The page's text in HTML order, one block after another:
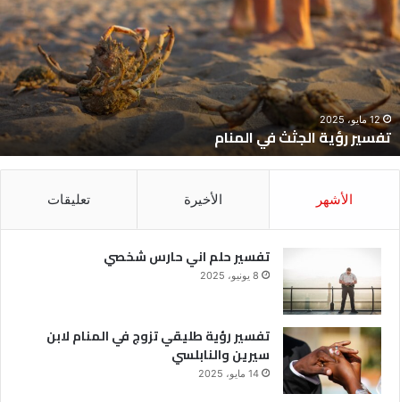
الجثث
في
المنام
12 مايو، 2025
تفسير رؤية الجثث في المنام
الأشهر الأخيرة تعليقات
تفسير حلم اني حارس شخصي
8 يونيو، 2025
تفسير رؤية طليقي تزوج في المنام لابن
سيرين والنابلسي
14 مايو، 2025